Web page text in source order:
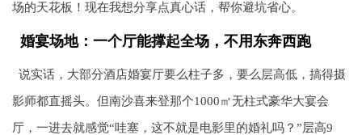
场的天花板！现在我想分享点真心话，帮你避坑省心。
婚宴场地：一个厅能撑起全场，不用东奔西跑
说实话，大部分酒店婚宴厅要么柱子多，要么层高低，搞得摄
影师都直摇头。但南沙喜来登那个1000㎡无柱式豪华大宴会
厅，一进去就感觉“哇塞，这不就是电影里的婚礼吗？”层高9